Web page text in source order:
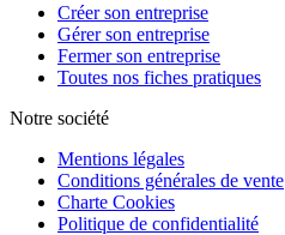
Créer son entreprise
Gérer son entreprise
Fermer son entreprise
Toutes nos fiches pratiques
Notre société
Mentions légales
Conditions générales de vente
Charte Cookies
Politique de confidentialité